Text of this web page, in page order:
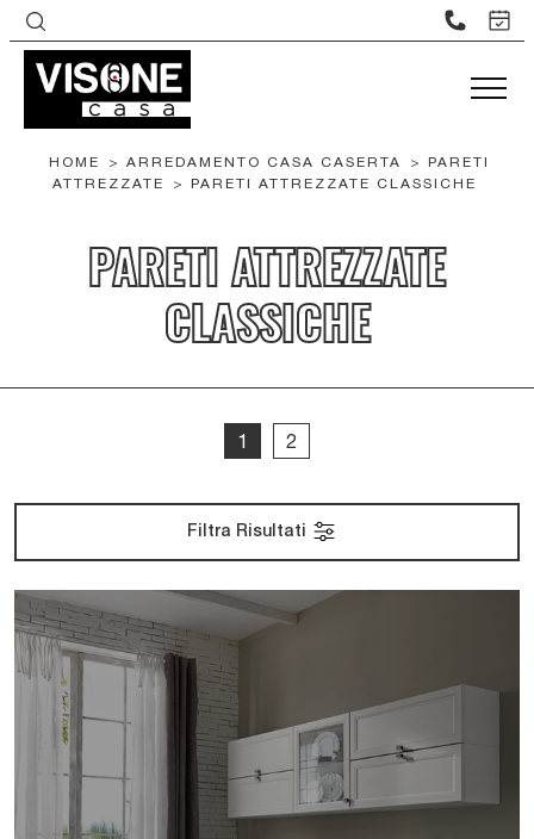
HOME > ARREDAMENTO CASA CASERTA > PARETI
ATTREZZATE
> PARETI ATTREZZATE CLASSICHE
PARETI ATTREZZATE
CLASSICHE
1 2
Filtra Risultati